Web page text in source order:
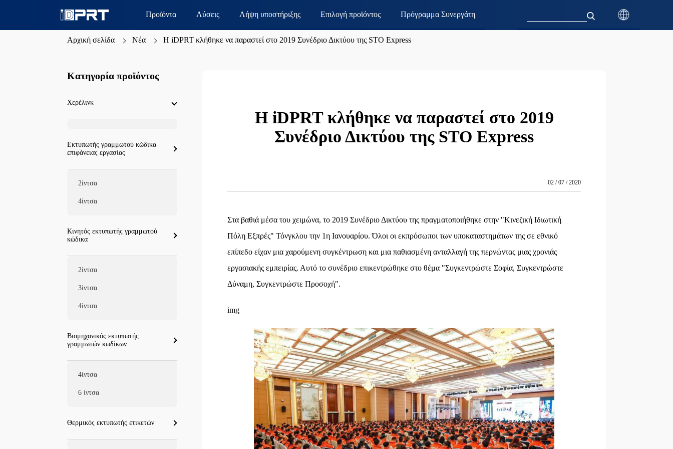
Προϊόντα Λύσεις Λήψη υποστήριξης Επιλογή προϊόντος Πρόγραμμα Συνεργάτη
Αρχική σελίδα Νέα Η iDPRT κλήθηκε να παραστεί στο 2019 Συνέδριο Δικτύου της STO Express
Η iDPRT κλήθηκε να παραστεί στο 2019
Συνέδριο Δικτύου της STO Express
02 / 07 / 2020
Στα βαθιά μέσα του χειμώνα, το 2019 Συνέδριο Δικτύου της πραγματοποιήθηκε στην "Κινεζική Ιδιωτική
Πόλη Εξπρές" Τόνγκλου την 1η Ιανουαρίου. Όλοι οι εκπρόσωποι των υποκαταστημάτων της σε εθνικό
επίπεδο είχαν μια χαρούμενη συγκέντρωση και μια παθιασμένη ανταλλαγή της περνώντας μιας χρονιάς
εργασιακής εμπειρίας. Αυτό το συνέδριο επικεντρώθηκε στο θέμα "Συγκεντρώστε Σοφία, Συγκεντρώστε
Δύναμη, Συγκεντρώστε Προσοχή".
img
Κατηγορία προϊόντος
Χερέλινκ
Εκτυπωτής γραμμωτού κώδικα
επιφάνειας εργασίας
2ίντσα
4ίντσα
Κινητός εκτυπωτής γραμμωτού
κώδικα
2ίντσα
3ίντσα
4ίντσα
Βιομηχανικός εκτυπωτής
γραμμωτών κωδίκων
4ίντσα
6 ίντσα
Θερμικός εκτυπωτής ετικετών